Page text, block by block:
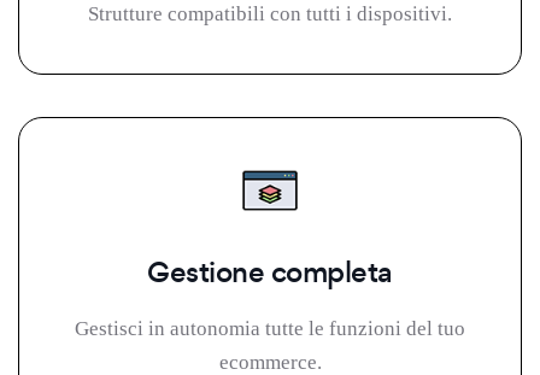
Strutture compatibili con tutti i dispositivi.
Gestione completa
Gestisci in autonomia tutte le funzioni del tuo
ecommerce.